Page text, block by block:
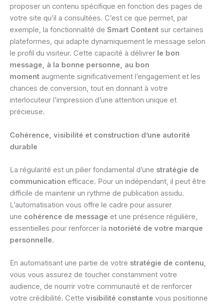
proposer un contenu spécifique en fonction des pages de
votre site qu’il a consultées. C’est ce que permet, par
exemple, la fonctionnalité de Smart Content sur certaines
plateformes, qui adapte dynamiquement le message selon
le profil du visiteur. Cette capacité à délivrer le bon
message, à la bonne personne, au bon
moment augmente significativement l’engagement et les
chances de conversion, tout en donnant à votre
interlocuteur l’impression d’une attention unique et
précieuse.
Cohérence, visibilité et construction d’une autorité
durable
La régularité est un pilier fondamental d’une stratégie de
communication efficace. Pour un indépendant, il peut être
difficile de maintenir un rythme de publication assidu.
L’automatisation vous offre le cadre pour assurer
une cohérence de message et une présence régulière,
essentielles pour renforcer la notoriété de votre marque
personnelle.
En automatisant une partie de votre stratégie de contenu,
vous vous assurez de toucher constamment votre
audience, de nourrir votre communauté et de renforcer
votre crédibilité. Cette visibilité constante vous positionne